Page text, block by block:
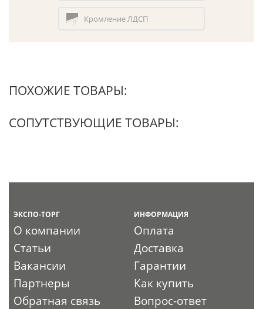
Кромление ЛДСП
ПОХОЖИЕ ТОВАРЫ:
СОПУТСТВУЮЩИЕ ТОВАРЫ:
ЭКСПО-ТОРГ
О компании
Статьи
Вакансии
Партнеры
Обратная связь
ИНФОРМАЦИЯ
Оплата
Доставка
Гарантии
Как купить
Вопрос-ответ